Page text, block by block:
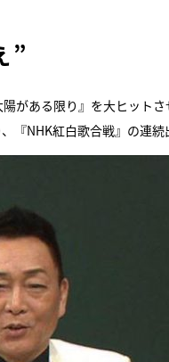
”
がある限り』を大ヒット
『NHK紅白歌合戦』の連続